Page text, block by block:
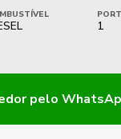
1
pelo